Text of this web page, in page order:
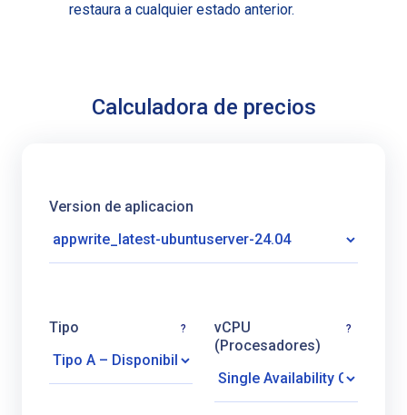
restaura a cualquier estado anterior.
Calculadora de precios
Version de aplicacion
Tipo ?
vCPU
(Procesadores)
?